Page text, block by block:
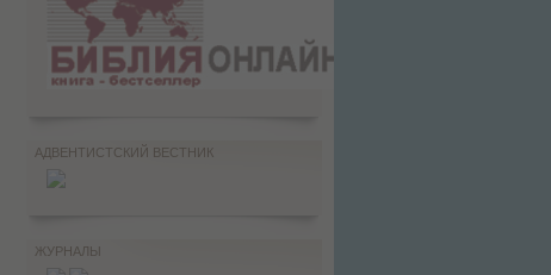
АДВЕНТИСТСКИЙ ВЕСТНИК
ЖУРНАЛЫ